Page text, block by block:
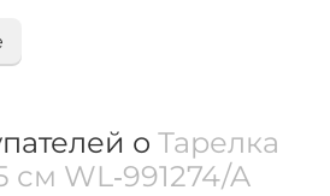
о Тарелка
см WL‑991274/A